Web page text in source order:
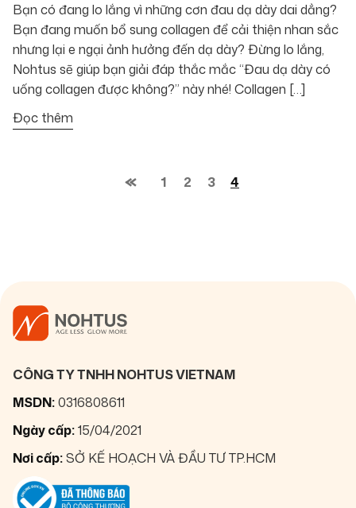
Bạn có đang lo lắng vì những cơn đau dạ dày dai dẳng?
Bạn đang muốn bổ sung collagen để cải thiện nhan sắc
nhưng lại e ngại ảnh hưởng đến dạ dày? Đừng lo lắng,
Nohtus sẽ giúp bạn giải đáp thắc mắc “Đau dạ dày có
uống collagen được không?” này nhé! Collagen […]
Đọc thêm
1 2 3 4
CÔNG TY TNHH NOHTUS VIETNAM
MSDN:0316808611
Ngày cấp:15/04/2021
Nơi cấp:SỞ KẾ HOẠCH VÀ ĐẦU TƯ TP.HCM